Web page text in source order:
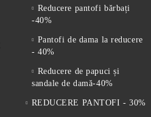
Reducere pantofi bărbați
-40%
Pantofi de dama la reducere
- 40%
Reducere de papuci și
sandale de damă-40%
REDUCERE PANTOFI - 30%